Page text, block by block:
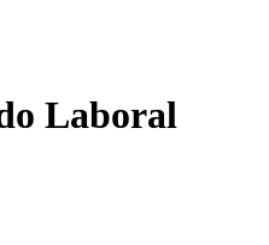
Laboral